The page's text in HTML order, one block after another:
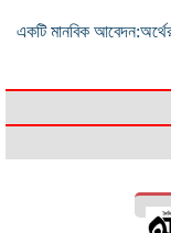
একটি মানবিক